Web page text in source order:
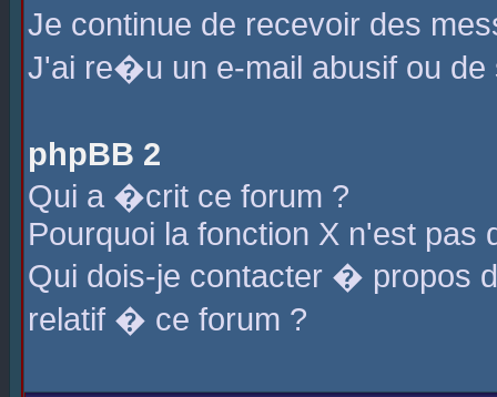
Je continue de recevoir des
J'ai re�u un e-mail abusif ou de
phpBB 2
Qui a �crit ce forum ?
Pourquoi la fonction X n'est pas
Qui dois-je contacter � propos
relatif � ce forum ?